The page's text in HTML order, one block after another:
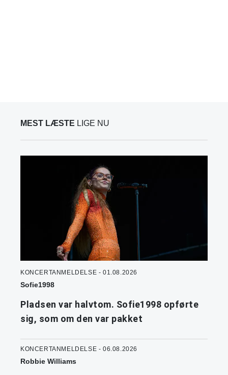
MEST LÆSTE LIGE NU
KONCERTANMELDELSE - 01.08.2026
Sofie1998
Pladsen var halvtom. Sofie1998 opførte
sig, som om den var pakket
KONCERTANMELDELSE - 06.08.2026
Robbie Williams